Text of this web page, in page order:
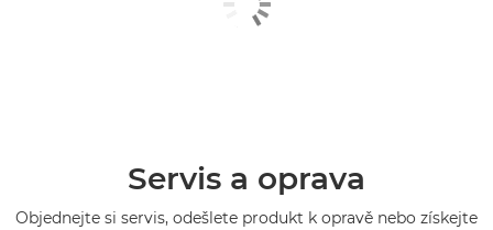
Servis a oprava
Objednejte si servis, odešlete produkt k opravě nebo získejte